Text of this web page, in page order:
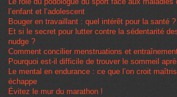
l’enfant et l’adolescent
Bouger en travaillant : quel intérêt pour la santé ?
Et si le secret pour lutter contre la sédentarité
nudge ?
Comment concilier menstruations et
Pourquoi est-il difficile de trouver le sommeil
Le mental en endurance : ce que l’on croit
échappe
Évitez le mur du marathon !